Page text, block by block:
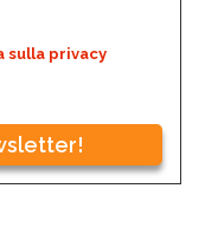
sulla privacy